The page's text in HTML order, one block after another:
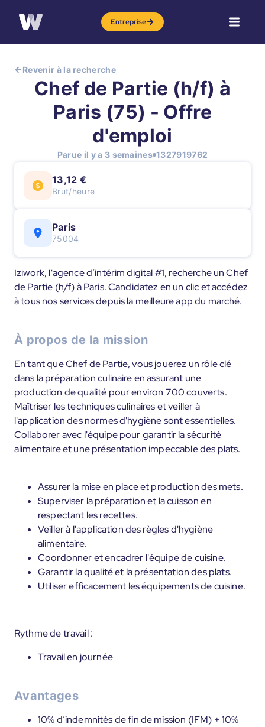
Entreprise
Revenir à la recherche
Chef de Partie (h/f) à
Paris (75) - Offre
d'emploi
Parue il y a 3 semaines 1327919762
13,12 €
Brut/heure
Paris
75004
Iziwork, l'agence d’intérim digital #1, recherche un Chef
de Partie (h/f) à Paris. Candidatez en un clic et accédez
à tous nos services depuis la meilleure app du marché.
À propos de la mission
En tant que Chef de Partie, vous jouerez un rôle clé
dans la préparation culinaire en assurant une
production de qualité pour environ 700 couverts.
Maîtriser les techniques culinaires et veiller à
l'application des normes d'hygiène sont essentielles.
Collaborer avec l'équipe pour garantir la sécurité
alimentaire et une présentation impeccable des plats.
Assurer la mise en place et production des mets.
Superviser la préparation et la cuisson en
respectant les recettes.
Veiller à l'application des règles d'hygiène
alimentaire.
Coordonner et encadrer l'équipe de cuisine.
Garantir la qualité et la présentation des plats.
Utiliser efficacement les équipements de cuisine.
Rythme de travail :
Travail en journée
Avantages
10% d’indemnités de fin de mission (IFM) + 10%